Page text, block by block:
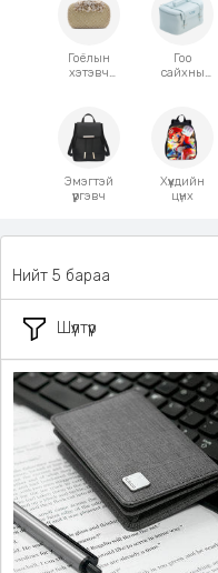
Гоёлын
хэтэвч
Гоо
сайхны
Эмэгтэй
үүргэвч
Хүүхдийн
цүнх
Шүүлтүүр
Нийт 5 бараа